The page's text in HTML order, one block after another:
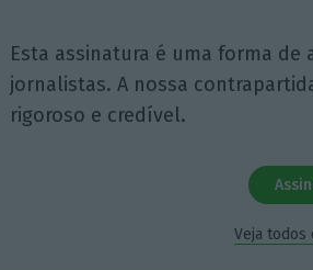
Esta assinatura é uma forma de
jornalistas. A nossa
rigoroso e credível.
Veja todos